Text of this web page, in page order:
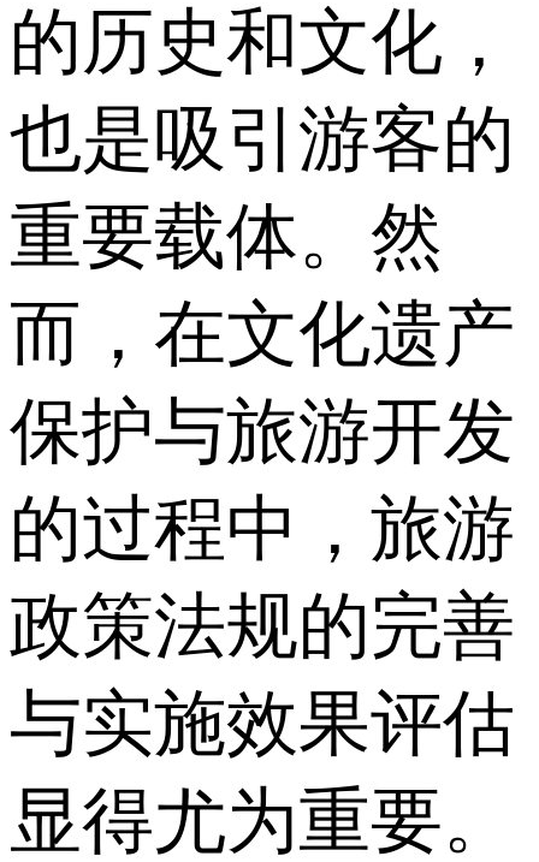
的历史和文化，
也是吸引游客的
重要载体。然
而，在文化遗产
保护与旅游开发
的过程中，旅游
政策法规的完善
与实施效果评估
显得尤为重要。